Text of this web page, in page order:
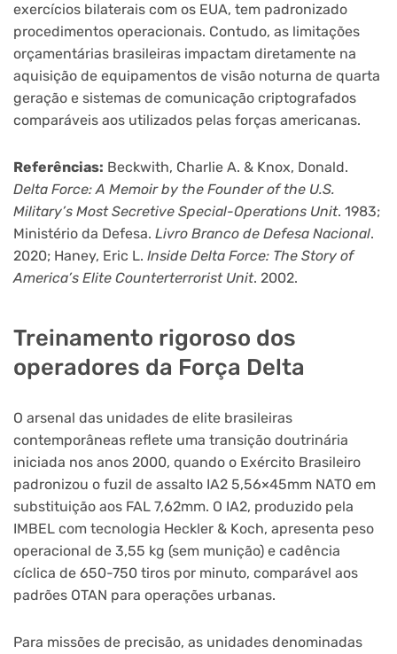
exercícios bilaterais com os EUA, tem padronizado
procedimentos operacionais. Contudo, as limitações
orçamentárias brasileiras impactam diretamente na
aquisição de equipamentos de visão noturna de quarta
geração e sistemas de comunicação criptografados
comparáveis aos utilizados pelas forças americanas.
Referências: Beckwith, Charlie A. & Knox, Donald.
Delta Force: A Memoir by the Founder of the U.S.
Military’s Most Secretive Special-Operations Unit. 1983;
Ministério da Defesa. Livro Branco de Defesa Nacional.
2020; Haney, Eric L. Inside Delta Force: The Story of
America’s Elite Counterterrorist Unit. 2002.
Treinamento rigoroso dos
operadores da Força Delta
O arsenal das unidades de elite brasileiras
contemporâneas reflete uma transição doutrinária
iniciada nos anos 2000, quando o Exército Brasileiro
padronizou o fuzil de assalto IA2 5,56×45mm NATO em
substituição aos FAL 7,62mm. O IA2, produzido pela
IMBEL com tecnologia Heckler & Koch, apresenta peso
operacional de 3,55 kg (sem munição) e cadência
cíclica de 650-750 tiros por minuto, comparável aos
padrões OTAN para operações urbanas.
Para missões de precisão, as unidades denominadas